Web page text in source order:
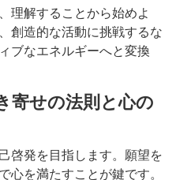
理解することから始めよ
創造的な活動に挑戦するな
ブなエネルギーへと変換
寄せの法則と心の
啓発を目指します。願望を
心を満たすことが鍵です。